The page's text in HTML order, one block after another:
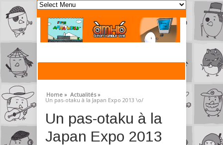
Home » Actualités »
Un pas-otaku à la Japan Expo 2013 \o/
Un pas-otaku à la
Japan Expo 2013